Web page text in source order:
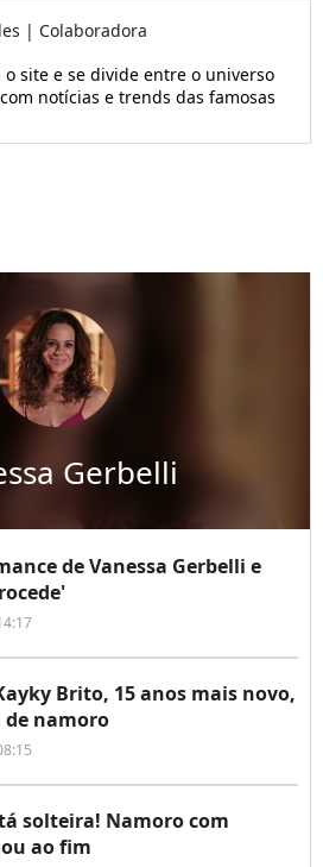
| Colaboradora
site e se divide entre o universo
notícias e trends das famosas
Gerbelli
de Vanessa Gerbelli e
Brito, 15 anos mais novo,
de namoro
solteira! Namoro com
ao fim